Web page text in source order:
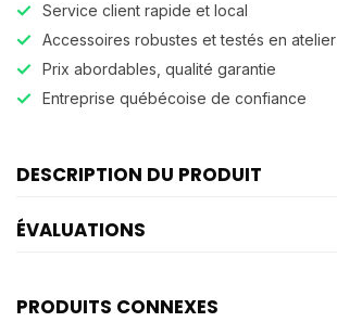
Service client rapide et local
Accessoires robustes et testés en atelier
Prix abordables, qualité garantie
Entreprise québécoise de confiance
DESCRIPTION DU PRODUIT
ÉVALUATIONS
PRODUITS CONNEXES